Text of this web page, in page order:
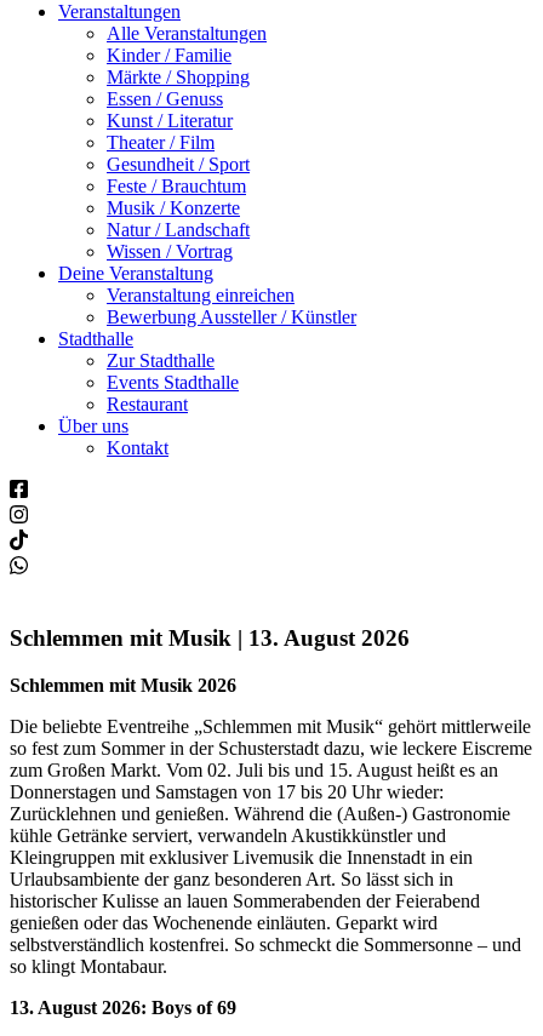
Veranstaltungen
Alle Veranstaltungen
Kinder / Familie
Märkte / Shopping
Essen / Genuss
Kunst / Literatur
Theater / Film
Gesundheit / Sport
Feste / Brauchtum
Musik / Konzerte
Natur / Landschaft
Wissen / Vortrag
Deine Veranstaltung
Veranstaltung einreichen
Bewerbung Aussteller / Künstler
Stadthalle
Zur Stadthalle
Events Stadthalle
Restaurant
Über uns
Kontakt
Schlemmen mit Musik | 13. August 2026
Schlemmen mit Musik 2026
Die beliebte Eventreihe „Schlemmen mit Musik“ gehört mittlerweile
so fest zum Sommer in der Schusterstadt dazu, wie leckere Eiscreme
zum Großen Markt. Vom 02. Juli bis und 15. August heißt es an
Donnerstagen und Samstagen von 17 bis 20 Uhr wieder:
Zurücklehnen und genießen. Während die (Außen-) Gastronomie
kühle Getränke serviert, verwandeln Akustikkünstler und
Kleingruppen mit exklusiver Livemusik die Innenstadt in ein
Urlaubsambiente der ganz besonderen Art. So lässt sich in
historischer Kulisse an lauen Sommerabenden der Feierabend
genießen oder das Wochenende einläuten. Geparkt wird
selbstverständlich kostenfrei. So schmeckt die Sommersonne – und
so klingt Montabaur.
13. August 2026: Boys of 69